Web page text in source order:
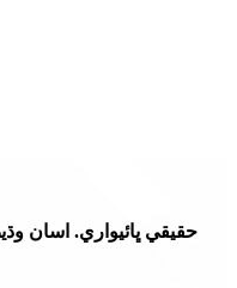
حقيقي ڀائيواري. اسان